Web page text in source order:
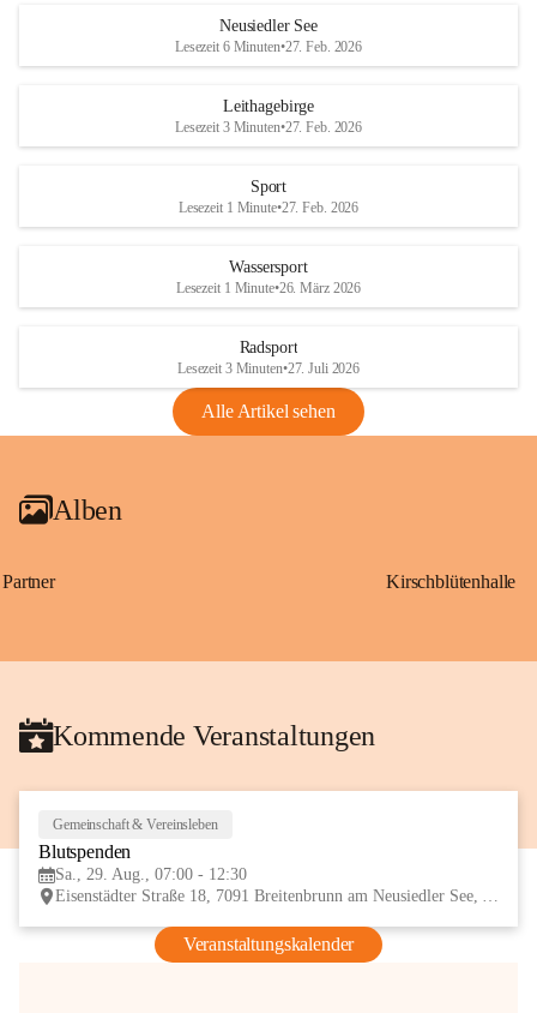
S
und den daraus folgenden wirtschaftlichen
Maßnahmen zur Bekämpfung
Rebe und der Amerikanischen
Anhang VBl. EU Nr. 18
1 Seite•1,4 MB
VBl. EU Nr. 18_2026
r
S
Neusiedler See
Lesezeit 6 Minuten•27. Feb. 2026
Leithagebirge
Lesezeit 3 Minuten•27. Feb. 2026
Sport
Lesezeit 1 Minute•27. Feb. 2026
Wassersport
Lesezeit 1 Minute•26. März 2026
Radsport
Lesezeit 3 Minuten•27. Juli 2026
Alle Artikel sehen
Alben
Partner Kirschblütenhalle
Kommende Veranstaltungen
Gemeinschaft & Vereinsleben
Blutspenden
Sa., 29. Aug., 07:00 - 12:30
Eisenstädter Straße 18, 7091 Breitenbrunn am Neusiedler See, AUT
Veranstaltungskalender